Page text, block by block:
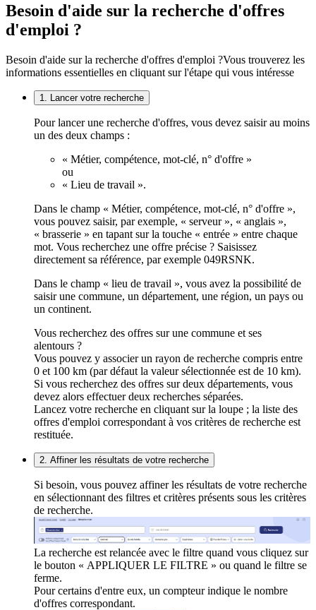
Besoin d'aide sur la recherche d'offres
d'emploi ?
Besoin d'aide sur la recherche d'offres d'emploi ?Vous trouverez les
informations essentielles en cliquant sur l'étape qui vous intéresse
1. Lancer votre recherche
Pour lancer une recherche d'offres, vous devez saisir au moins
un des deux champs :
« Métier, compétence, mot-clé, n° d'offre »
ou
« Lieu de travail ».
Dans le champ « Métier, compétence, mot-clé, n° d'offre »,
vous pouvez saisir, par exemple, « serveur », « anglais »,
« brasserie » en tapant sur la touche « entrée » entre chaque
mot. Vous recherchez une offre précise ? Saisissez
directement sa référence, par exemple 049RSNK.
Dans le champ « lieu de travail », vous avez la possibilité de
saisir une commune, un département, une région, un pays ou
un continent.
Vous recherchez des offres sur une commune et ses
alentours ?
Vous pouvez y associer un rayon de recherche compris entre
0 et 100 km (par défaut la valeur sélectionnée est de 10 km).
Si vous recherchez des offres sur deux départements, vous
devez alors effectuer deux recherches séparées.
Lancez votre recherche en cliquant sur la loupe ; la liste des
offres d'emploi correspondant à vos critères de recherche est
restituée.
2. Affiner les résultats de votre recherche
Si besoin, vous pouvez affiner les résultats de votre recherche
en sélectionnant des filtres et critères présents sous les critères
de recherche.
La recherche est relancée avec le filtre quand vous cliquez sur
le bouton « APPLIQUER LE FILTRE » ou quand le filtre se
ferme.
Pour certains d'entre eux, un compteur indique le nombre
d'offres correspondant.